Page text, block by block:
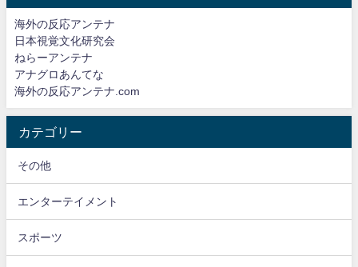
海外の反応アンテナ
日本視覚文化研究会
ねらーアンテナ
アナグロあんてな
海外の反応アンテナ.com
カテゴリー
その他
エンターテイメント
スポーツ